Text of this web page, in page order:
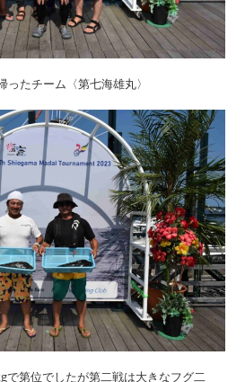
たチーム〈第七海雄丸〉
で第位でしたが第二戦は大きなフグ二